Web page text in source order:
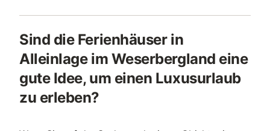
Sind die Ferienhäuser in
Alleinlage im Weserbergland eine
gute Idee, um einen Luxusurlaub
zu erleben?